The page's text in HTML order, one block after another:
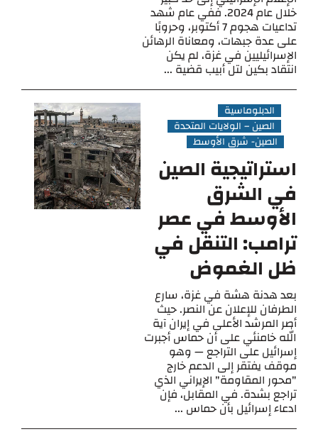
خلال عام 2024. ففي عام شهد
تداعيات هجوم 7 أكتوبر، وحروبًا
على عدة جبهات، ومعاناة الرهائن
الإسرائيليين في غزة، لم يكن
انتقاد بكين لتل أبيب قضية ...
الدبلوماسية
الصين – الولايات المتحدة
الصين- شرق الأوسط
استراتيجية الصين
في الشرق
الأوسط في عصر
ترامب: التنقل في
ظل الغموض
بعد هدنة هشة في غزة، سارع
الطرفان للإعلان عن النصر. حيث
أصر المرشد الأعلى في إيران آية
الله خامنئي على أن حماس أجبرت
إسرائيل على التراجع — وهو
موقف يفتقر إلى الدعم خارج
"محور المقاومة" الإيراني الذي
تراجع بشدة. في المقابل، فإن
ادعاء إسرائيل بأن حماس ...